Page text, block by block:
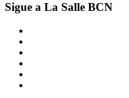
Sigue a La Salle BCN